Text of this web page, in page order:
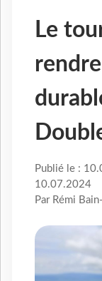
Le
Publié le :
10.07.2024
Par Rémi